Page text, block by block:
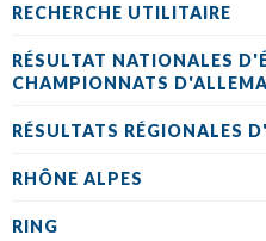
RECHERCHE UTILITAIRE
RÉSULTAT NATIONALES
CHAMPIONNATS
RÉSULTATS RÉGIONALES
RHÔNE ALPES
RING